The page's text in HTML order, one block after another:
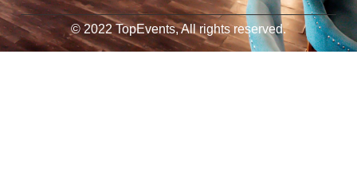
© 2022 TopEvents, All rights reserved.